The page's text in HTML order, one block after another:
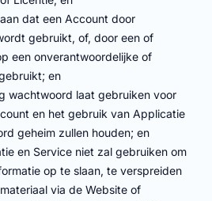
dat een Account door
gebruikt, of, door een of
een onverantwoordelijke of
en
wachtwoord laat gebruiken voor
en het gebruik van Applicatie
geheim zullen houden; en
en Service niet zal gebruiken om
op te slaan, te verspreiden
via de Website of